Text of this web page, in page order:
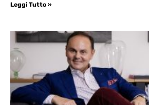
Leggi Tutto »